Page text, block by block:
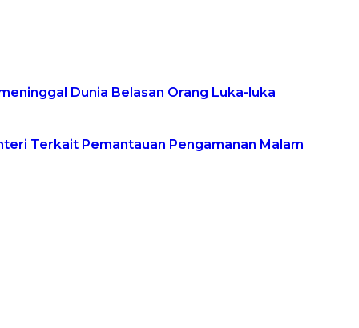
Dunia Belasan Orang Luka-luka
Terkait Pemantauan Pengamanan Malam